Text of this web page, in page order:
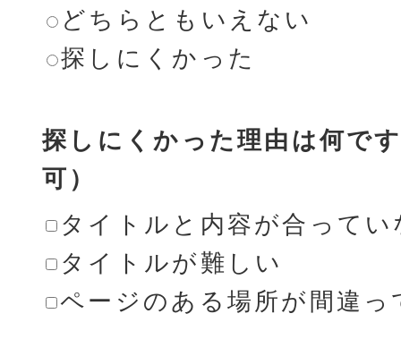
どちらともいえない
探しにくかった
探しにくかった理由は何で
可）
タイトルと内容が合ってい
タイトルが難しい
ページのある場所が間違っ